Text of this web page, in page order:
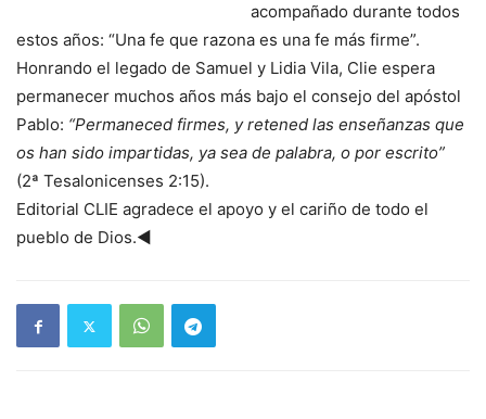
acompañado durante todos
estos años: “Una fe que razona es una fe más firme”.
Honrando el legado de Samuel y Lidia Vila, Clie espera
permanecer muchos años más bajo el consejo del apóstol
Pablo: “Permaneced firmes, y retened las enseñanzas que
os han sido impartidas, ya sea de palabra, o por escrito”
(2ª Tesalonicenses 2:15).
Editorial CLIE agradece el apoyo y el cariño de todo el
pueblo de Dios.◄